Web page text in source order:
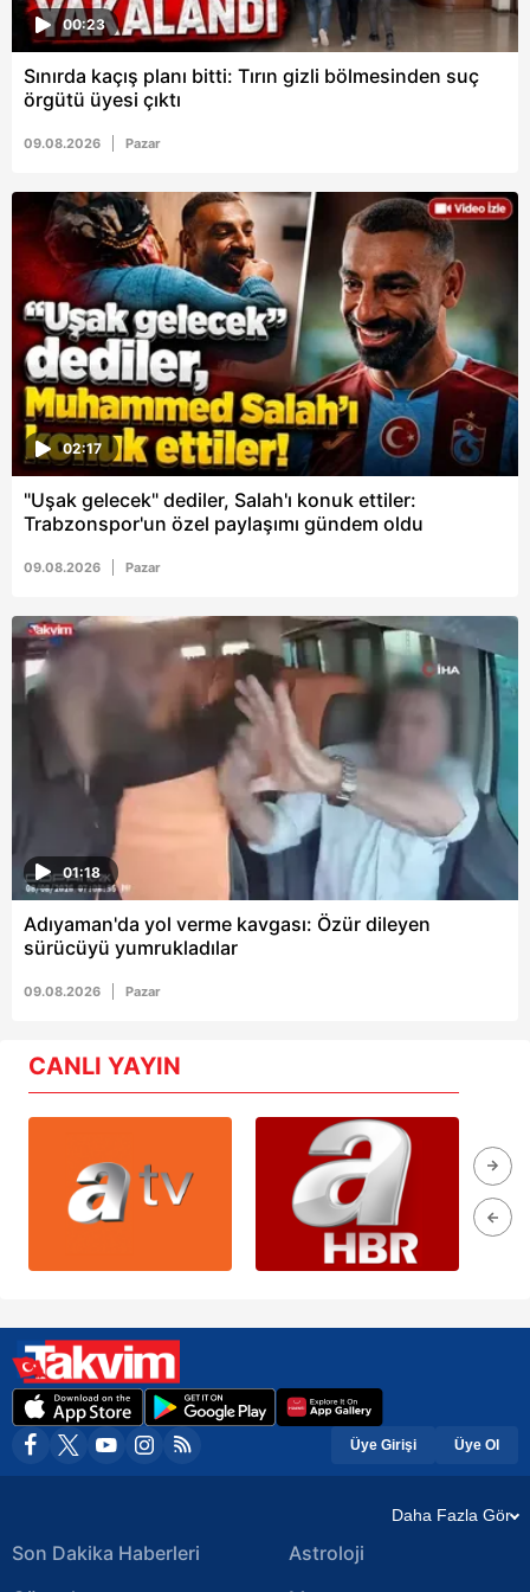
00:23
Sınırda kaçış planı bitti: Tırın gizli bölmesinden suç
örgütü üyesi çıktı
09.08.2026 Pazar
02:17
"Uşak gelecek" dediler, Salah'ı konuk ettiler:
Trabzonspor'un özel paylaşımı gündem oldu
09.08.2026 Pazar
01:18
Adıyaman'da yol verme kavgası: Özür dileyen
sürücüyü yumrukladılar
09.08.2026 Pazar
CANLI YAYIN
Üye Girişi Üye Ol
Daha Fazla Gör
Son Dakika Haberleri
Astroloji